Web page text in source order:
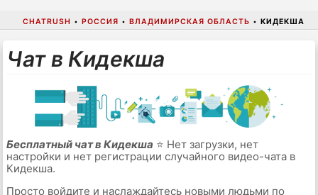
CHATRUSH • РОССИЯ • ВЛАДИМИРСКАЯ ОБЛАСТЬ • КИДЕКША
Чат в Кидекша
Бесплатный чат в Кидекша ⭐ Нет загрузки, нет
настройки и нет регистрации случайного видео-чата в
Кидекша.
Просто войдите и наслаждайтесь новыми людьми по